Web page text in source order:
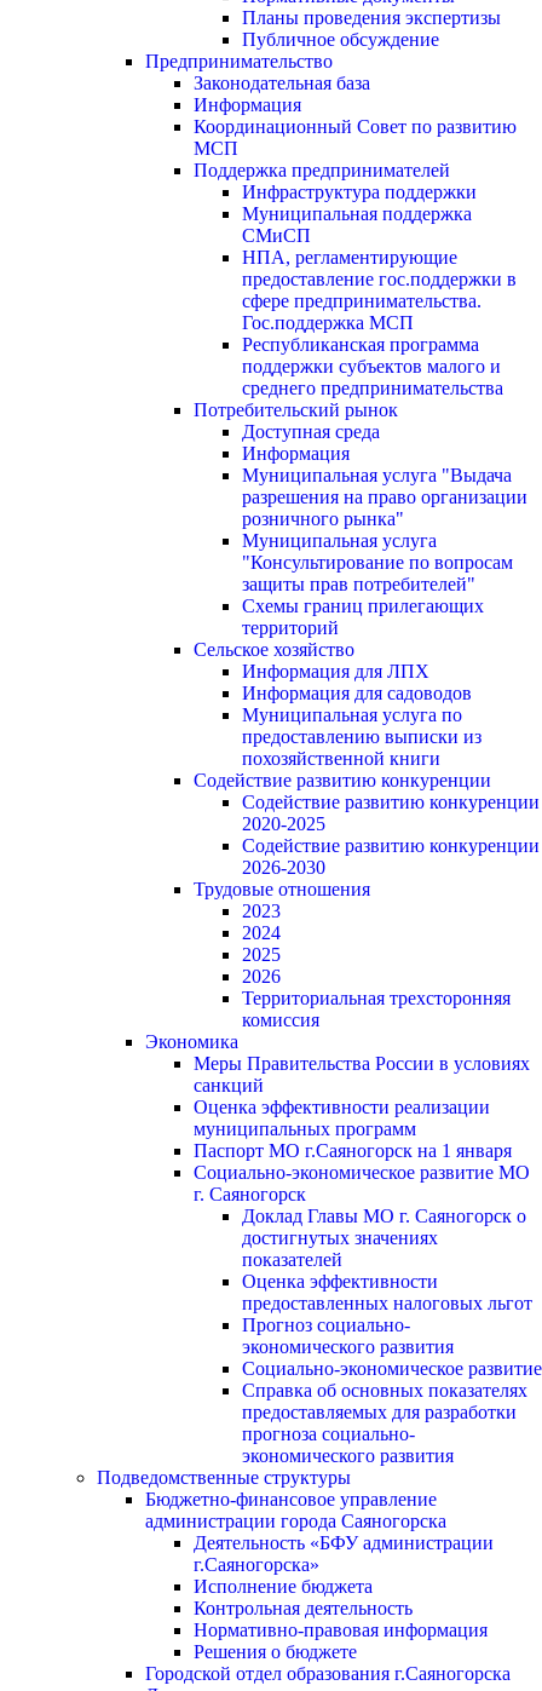
Планы проведения экспертизы
Публичное обсуждение
Предпринимательство
Законодательная база
Информация
Координационный Совет по развитию
МСП
Поддержка предпринимателей
Инфраструктура поддержки
Муниципальная поддержка
СМиСП
НПА, регламентирующие
предоставление гос.поддержки в
сфере предпринимательства.
Гос.поддержка МСП
Республиканская программа
поддержки субъектов малого и
среднего предпринимательства
Потребительский рынок
Доступная среда
Информация
Муниципальная услуга "Выдача
разрешения на право организации
розничного рынка"
Муниципальная услуга
"Консультирование по вопросам
защиты прав потребителей"
Схемы границ прилегающих
территорий
Сельское хозяйство
Информация для ЛПХ
Информация для садоводов
Муниципальная услуга по
предоставлению выписки из
похозяйственной книги
Содействие развитию конкуренции
Содействие развитию конкуренции
2020-2025
Содействие развитию конкуренции
2026-2030
Трудовые отношения
2023
2024
2025
2026
Территориальная трехсторонняя
комиссия
Экономика
Меры Правительства России в условиях
санкций
Оценка эффективности реализации
муниципальных программ
Паспорт МО г.Саяногорск на 1 января
Социально-экономическое развитие МО
г. Саяногорск
Доклад Главы МО г. Саяногорск о
достигнутых значениях
показателей
Оценка эффективности
предоставленных налоговых льгот
Прогноз социально-
экономического развития
Социально-экономическое развитие
Справка об основных показателях
предоставляемых для разработки
прогноза социально-
экономического развития
Подведомственные структуры
Бюджетно-финансовое управление
администрации города Саяногорска
Деятельность «БФУ администрации
г.Саяногорска»
Исполнение бюджета
Контрольная деятельность
Нормативно-правовая информация
Решения о бюджете
Городской отдел образования г.Саяногорска